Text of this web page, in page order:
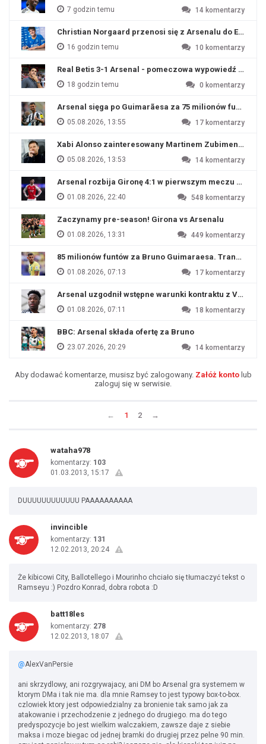
7 godzin temu 14 komentarzy
Christian Norgaard przenosi się z Arsenalu do
16 godzin temu 10 komentarzy
Real Betis 3-1 Arsenal - pomeczowa wypowiedź Artety
18 godzin temu 0 komentarzy
Arsenal sięga po Guimarãesa za 75 milionów funtów
05.08.2026, 13:55 17 komentarzy
Xabi Alonso zainteresowany Martinem Zubimendim
05.08.2026, 13:53 14 komentarzy
Arsenal rozbija Gironę 4:1 w pierwszym meczu
01.08.2026, 22:40 548 komentarzy
Zaczynamy pre-season! Girona vs Arsenalu
01.08.2026, 13:31 449 komentarzy
85 milionów funtów za Bruno Guimaraesa. Transfer
01.08.2026, 07:13 17 komentarzy
Arsenal uzgodnił wstępne warunki kontraktu z
01.08.2026, 07:11 18 komentarzy
BBC: Arsenal składa ofertę za Bruno
23.07.2026, 20:29 14 komentarzy
Aby dodawać komentarze, musisz być zalogowany. Załóż kontolub
zaloguj się w serwisie.
← 1 2 →
wataha978
komentarzy: 103
01.03.2013, 15:17
DUUUUUUUUUUUU PAAAAAAAAAA
invincible
komentarzy: 131
12.02.2013, 20:24
Że kibicowi City, Ballotellego i Mourinho chciało się tłumaczyć tekst o
Ramseyu :) Pozdro Konrad, dobra robota :D
batt18les
komentarzy: 278
12.02.2013, 18:07
@AlexVanPersie
ani skrzydlowy, ani rozgrywajacy, ani DM bo Arsenal gra systemem w
ktorym DMa i tak nie ma. dla mnie Ramsey to jest typowy box-to-box.
czlowiek ktory jest odpowiedzialny za bronienie tak samo jak za
atakowanie i przechodzenie z jednego do drugiego. ma do tego
predyspozycje bo jest wielkim walczakiem, zawsze daje z siebie
maksa i moze biegac od jednej bramki do drugiej przez pelne 90 min.